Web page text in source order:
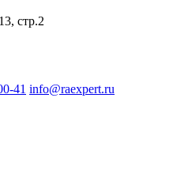
стр.2
41 info@raexpert.ru